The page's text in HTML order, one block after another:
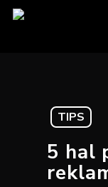
Skip
TIPS
5 hal